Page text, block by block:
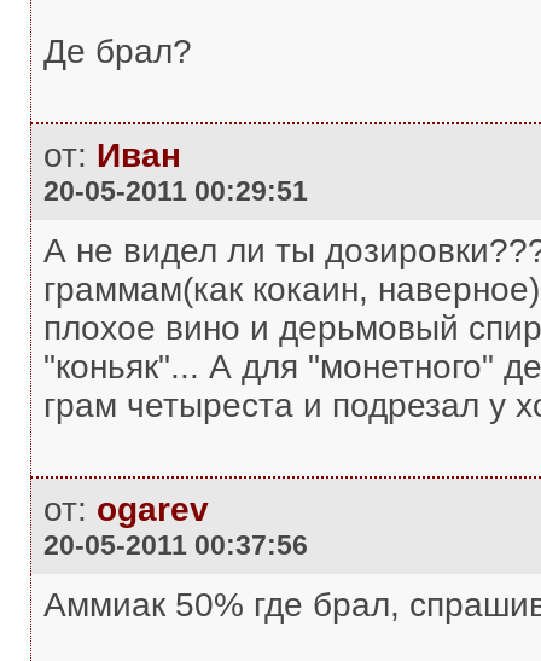
Де брал?
от: Иван
20-05-2011 00:29:51
А не видел ли ты
граммам(как кокаин,
плохое вино и дерьмовый
"коньяк"... А для "монетного"
грам четыреста и подрезал у
от: ogarev
20-05-2011 00:37:56
Аммиак 50% где брал,